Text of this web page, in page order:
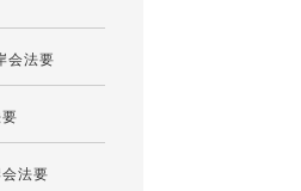
法要
法要